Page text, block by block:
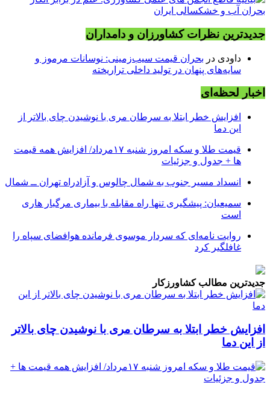
جدیدترین نظرات کشاورزان و دامداران
داودی در بحران قیمت سیب‌زمینی: نوسانات مرموز و
سایه‌های پنهان در تولید داخلی تراریخته
اخبار لحظه‌ای
افزایش خطر ابتلا به سرطان مری با نوشیدن چای بالاتر از
این دما
قیمت طلا و سکه امروز شنبه ۱۷مرداد/ افزایش همه قیمت
ها + جدول و جزئیات
انسداد مسیر جنوب به شمال چالوس و آزادراه تهران ــ شمال
سمیعیان: پیشگیری تنها راه مقابله با بیماری مرگبار هاری
است
روایت نامه‌ای که سردار موسوی فرمانده هوافضای سپاه را
غافلگیر کرد
جدیدترین مطالب کشاورزکار
افزایش خطر ابتلا به سرطان مری با نوشیدن چای بالاتر
از این دما